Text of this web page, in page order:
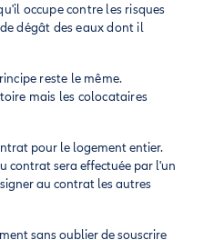
occupe contre les risques
dégât des eaux dont il
reste le même.
mais les colocataires
pour le logement entier.
contrat sera effectuée par l'un
au contrat les autres
sans oublier de souscrire